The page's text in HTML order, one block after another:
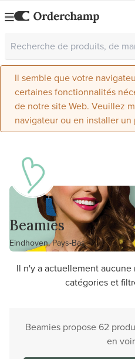
Il semble que votre
certaines fonctionnalités
de notre site Web. Veuillez
navigateur ou en installer
Beamies
Eindhoven, Pays-Bas
Il n'y a actuellement
catégories et
Beamies propose 62
en